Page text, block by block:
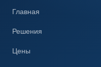
Главная
Решения
Цены